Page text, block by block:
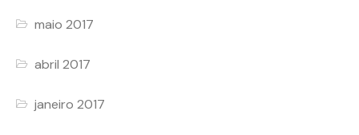
maio 2017
abril 2017
janeiro 2017